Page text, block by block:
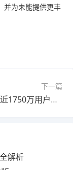
并为未能提供更丰
下一篇
下一篇：近1750万用户信息泄露，攻击者竟用这种意想不到的方式得手
解析